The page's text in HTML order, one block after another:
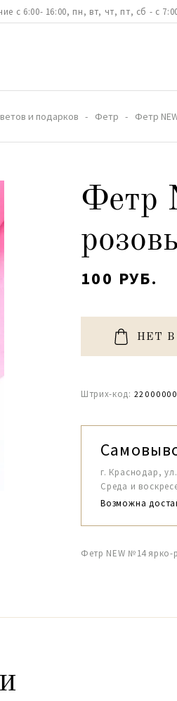
с 6:00- 16:00, пн, вт, чт, пт, сб - с
и подарков Фетр Фетр
Фетр
100 РУБ.
НЕТ
Штрих-код:
г. Краснодар,
Среда и
Возможна
Фетр NEW №14 ярко-